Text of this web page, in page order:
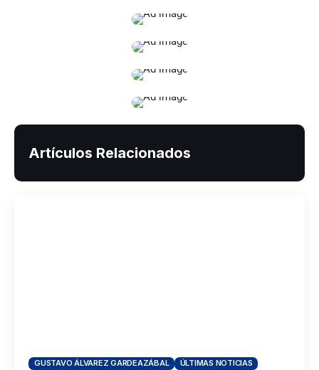
Artículos Relacionados
GUSTAVO ÁLVAREZ GARDEAZÁBAL ÚLTIMAS NOTICIAS